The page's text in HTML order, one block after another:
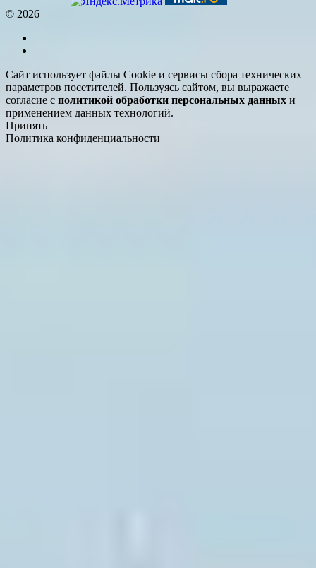
© 2026
Сайт использует файлы Cookie и сервисы сбора технических
параметров посетителей. Пользуясь сайтом, вы выражаете
согласие с политикой обработки персональных данных и
применением данных технологий.
Принять
Политика конфиденциальности